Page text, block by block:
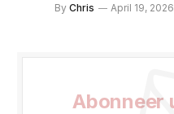
By Chris April 19, 2026
Abonneer